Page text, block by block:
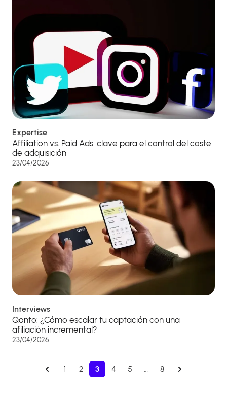
Expertise
Affiliation vs. Paid Ads: clave para el control del coste
de adquisición
23/04/2026
Interviews
Qonto: ¿Cómo escalar tu captación con una
afiliación incremental?
23/04/2026
1 2 3 4 5 … 8